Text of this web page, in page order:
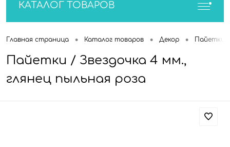
КАТАЛОГ ТОВАРОВ
Главная страница • Каталог товаров • Декор • Пайетки
Пайетки / Звездочка 4 мм.,
глянец пыльная роза